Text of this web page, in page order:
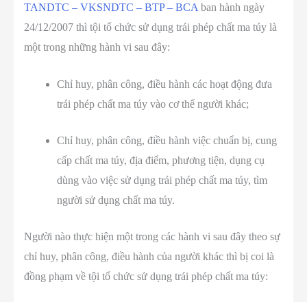
TANDTC – VKSNDTC – BTP – BCA ban hành ngày
24/12/2007 thì tội tổ chức sử dụng trái phép chất ma túy là
một trong những hành vi sau đây:
Chỉ huy, phân công, điều hành các hoạt động đưa
trái phép chất ma túy vào cơ thể người khác;
Chỉ huy, phân công, điều hành việc chuẩn bị, cung
cấp chất ma túy, địa điểm, phương tiện, dụng cụ
dùng vào việc sử dụng trái phép chất ma túy, tìm
người sử dụng chất ma túy.
Người nào thực hiện một trong các hành vi sau đây theo sự
chỉ huy, phân công, điều hành của người khác thì bị coi là
đồng phạm về tội tổ chức sử dụng trái phép chất ma túy: